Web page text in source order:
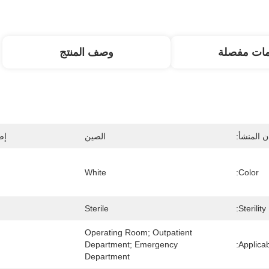
مفصلة وصف المنتج
المنشأ: الصين
Color:
White
Sterility:
Sterile
Operating Room; Outpatient
Department; Emergency
Department